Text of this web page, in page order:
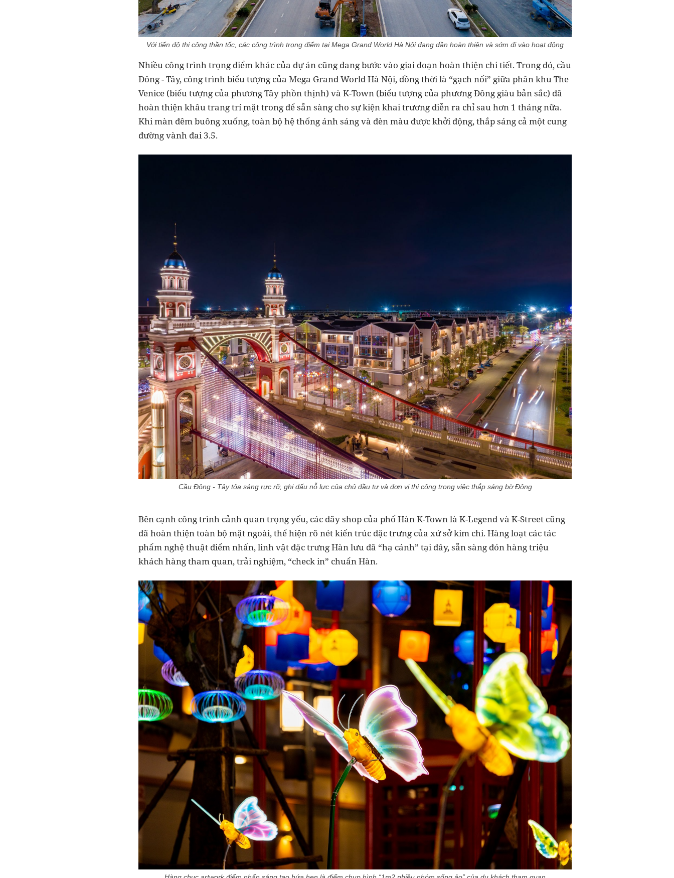
Với tiến độ thi công thần tốc, các công trình trọng điểm tại Mega Grand World Hà Nội đang dần hoàn thiện và sớm đi vào hoạt động
Nhiều công trình trọng điểm khác của dự án cũng đang bước vào giai đoạn hoàn thiện chi tiết. Trong đó, cầu
Đông - Tây, công trình biểu tượng của Mega Grand World Hà Nội, đồng thời là “gạch nối” giữa phân khu The
Venice (biểu tượng của phương Tây phồn thịnh) và K-Town (biểu tượng của phương Đông giàu bản sắc) đã
hoàn thiện khâu trang trí mặt trong để sẵn sàng cho sự kiện khai trương diễn ra chỉ sau hơn 1 tháng nữa.
Khi màn đêm buông xuống, toàn bộ hệ thống ánh sáng và đèn màu được khởi động, thắp sáng cả một cung
đường vành đai 3.5.
Cầu Đông - Tây tỏa sáng rực rỡ, ghi dấu nỗ lực của chủ đầu tư và đơn vị thi công trong việc thắp sáng bờ Đông
Bên cạnh công trình cảnh quan trọng yếu, các dãy shop của phố Hàn K-Town là K-Legend và K-Street cũng
đã hoàn thiện toàn bộ mặt ngoài, thể hiện rõ nét kiến trúc đặc trưng của xứ sở kim chi. Hàng loạt các tác
phẩm nghệ thuật điểm nhấn, linh vật đặc trưng Hàn lưu đã “hạ cánh” tại đây, sẵn sàng đón hàng triệu
khách hàng tham quan, trải nghiệm, “check in” chuẩn Hàn.